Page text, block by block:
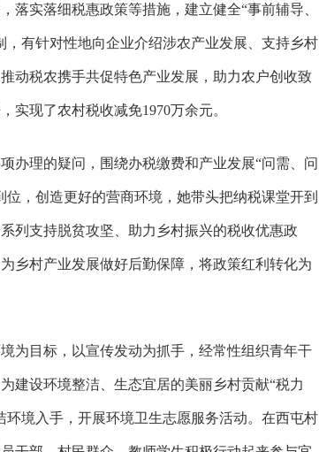
落实落细税惠政策等措施，建立健全“事前辅导、
，有针对性地向企业介绍涉农产业发展、支持乡村
动税农携手共促特色产业发展，助力农户创收致
实现了农村税收减免1970万余元。
办理的疑问，围绕办税缴费和产业发展“问需、问
，创造更好的营商环境，她带头把纳税课堂开到
列支持脱贫攻坚、助力乡村振兴的税收优惠政
乡村产业发展做好后勤保障，将政策红利转化为
为目标，以宣传发动为抓手，经常性组织青年干
建设环境整洁、生态宜居的美丽乡村贡献“税力
环境入手，开展环境卫生志愿服务活动。在西屯村